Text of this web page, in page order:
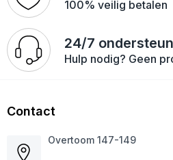
100% veilig betalen
24/7
Hulp nodig? Geen
Contact
Overtoom 147-149